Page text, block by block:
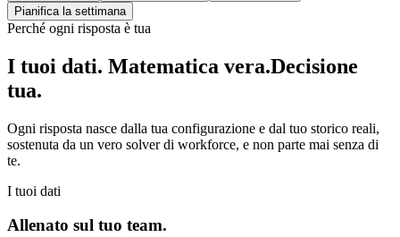
Pianifica la settimana
Perché ogni risposta è tua
I tuoi dati. Matematica vera.Decisione
tua.
Ogni risposta nasce dalla tua configurazione e dal tuo storico reali,
sostenuta da un vero solver di workforce, e non parte mai senza di
te.
I tuoi dati
Allenato sul tuo team.